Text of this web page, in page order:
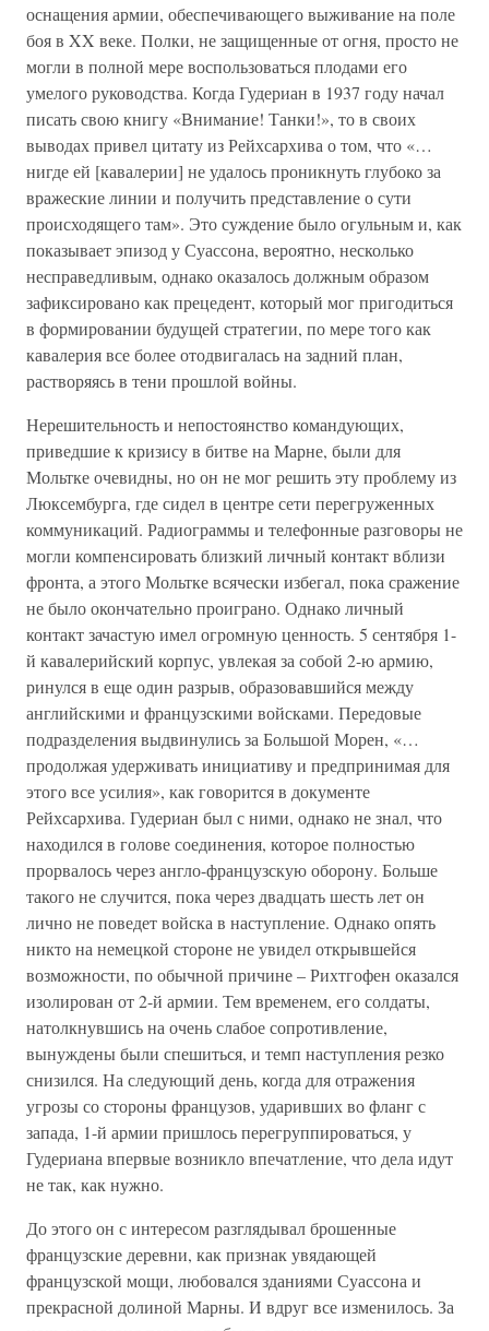
оснащения армии, обеспечивающего выживание на поле
боя в XX веке. Полки, не защищенные от огня, просто не
могли в полной мере воспользоваться плодами его
умелого руководства. Когда Гудериан в 1937 году начал
писать свою книгу «Внимание! Танки!», то в своих
выводах привел цитату из Рейхсархива о том, что «…
нигде ей [кавалерии] не удалось проникнуть глубоко за
вражеские линии и получить представление о сути
происходящего там». Это суждение было огульным и, как
показывает эпизод у Суассона, вероятно, несколько
несправедливым, однако оказалось должным образом
зафиксировано как прецедент, который мог пригодиться
в формировании будущей стратегии, по мере того как
кавалерия все более отодвигалась на задний план,
растворяясь в тени прошлой войны.
Нерешительность и непостоянство командующих,
приведшие к кризису в битве на Марне, были для
Мольтке очевидны, но он не мог решить эту проблему из
Люксембурга, где сидел в центре сети перегруженных
коммуникаций. Радиограммы и телефонные разговоры не
могли компенсировать близкий личный контакт вблизи
фронта, а этого Мольтке всячески избегал, пока сражение
не было окончательно проиграно. Однако личный
контакт зачастую имел огромную ценность. 5 сентября 1-
й кавалерийский корпус, увлекая за собой 2-ю армию,
ринулся в еще один разрыв, образовавшийся между
английскими и французскими войсками. Передовые
подразделения выдвинулись за Большой Морен, «…
продолжая удерживать инициативу и предпринимая для
этого все усилия», как говорится в документе
Рейхсархива. Гудериан был с ними, однако не знал, что
находился в голове соединения, которое полностью
прорвалось через англо-французскую оборону. Больше
такого не случится, пока через двадцать шесть лет он
лично не поведет войска в наступление. Однако опять
никто на немецкой стороне не увидел открывшейся
возможности, по обычной причине – Рихтгофен оказался
изолирован от 2-й армии. Тем временем, его солдаты,
натолкнувшись на очень слабое сопротивление,
вынуждены были спешиться, и темп наступления резко
снизился. На следующий день, когда для отражения
угрозы со стороны французов, ударивших во фланг с
запада, 1-й армии пришлось перегруппироваться, у
Гудериана впервые возникло впечатление, что дела идут
не так, как нужно.
До этого он с интересом разглядывал брошенные
французские деревни, как признак увядающей
французской мощи, любовался зданиями Суассона и
прекрасной долиной Марны. И вдруг все изменилось. За